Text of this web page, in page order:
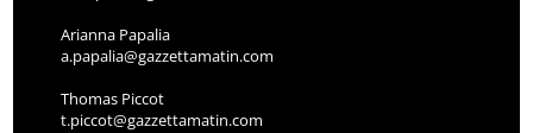
Arianna Papalia
a.papalia@gazzettamatin.com
Thomas Piccot
t.piccot@gazzettamatin.com